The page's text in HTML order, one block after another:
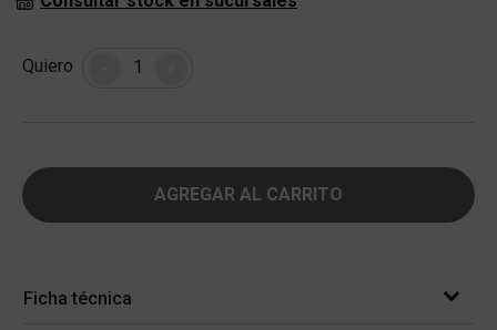
Quiero Cantidad
AGREGAR AL CARRITO
Ficha técnica